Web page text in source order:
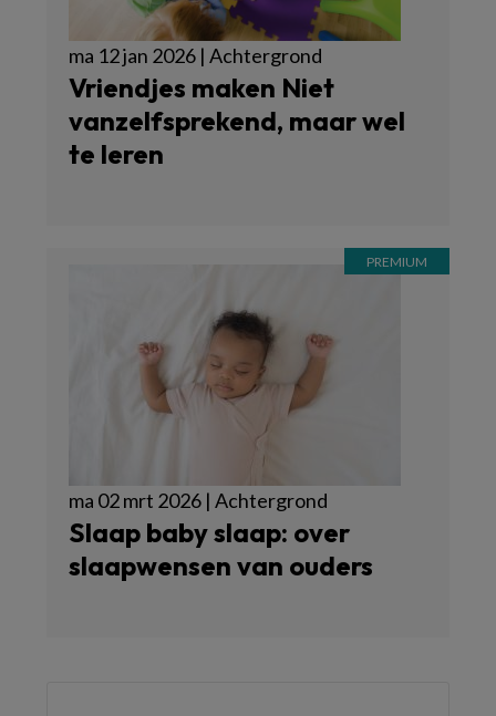
ma 12 jan 2026 | Achtergrond
Vriendjes maken Niet
vanzelfsprekend, maar wel
te leren
ma 02 mrt 2026 | Achtergrond
Slaap baby slaap: over
slaapwensen van ouders